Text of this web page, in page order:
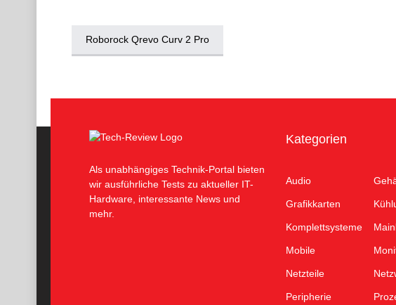
Roborock Qrevo Curv 2 Pro
Als unabhängiges Technik-Portal bieten
wir ausführliche Tests zu aktueller IT-
Hardware, interessante News und
mehr.
Kategorien
Audio
Grafikkarten
Komplettsysteme
Mobile
Netzteile
Peripherie